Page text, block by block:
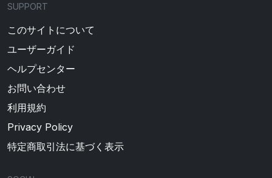
SUPPORT
このサイトについて
ユーザーガイド
ヘルプセンター
お問い合わせ
利用規約
Privacy Policy
特定商取引法に基づく表示